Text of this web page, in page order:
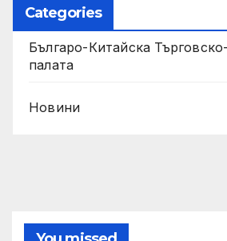
Categories
Българо-Китайска
палaта
Новини